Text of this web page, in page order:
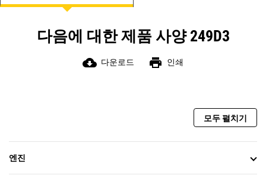
다음에 대한 제품 사양 249D3
cloud_download 다운로드 print 인쇄
모두 펼치기
엔진